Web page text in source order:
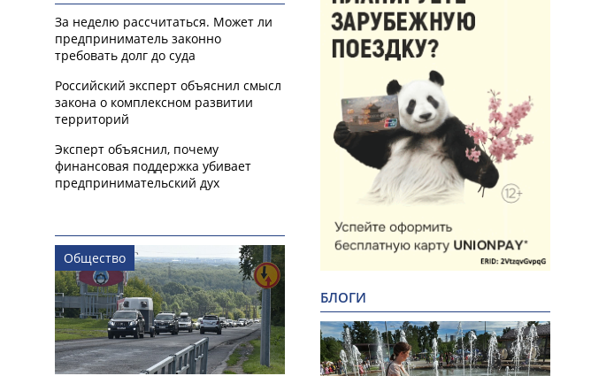
За неделю рассчитаться. Может ли
предприниматель законно
требовать долг до суда
Российский эксперт объяснил смысл
закона о комплексном развитии
территорий
Эксперт объяснил, почему
финансовая поддержка убивает
предпринимательский дух
Общество
БЛОГИ